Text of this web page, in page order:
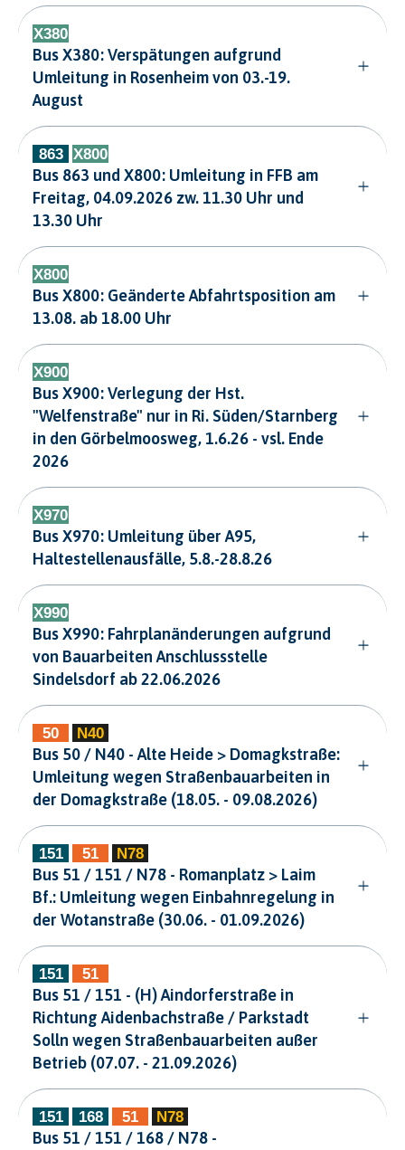
Bus X380: Verspätungen aufgrund
Umleitung in Rosenheim von 03.-19.
August
Bus 863 und X800: Umleitung in FFB am
Freitag, 04.09.2026 zw. 11.30 Uhr und
13.30 Uhr
Bus X800: Geänderte Abfahrtsposition am
13.08. ab 18.00 Uhr
Bus X900: Verlegung der Hst.
"Welfenstraße" nur in Ri. Süden/Starnberg
in den Görbelmoosweg, 1.6.26 - vsl. Ende
2026
Bus X970: Umleitung über A95,
Haltestellenausfälle, 5.8.-28.8.26
Bus X990: Fahrplanänderungen aufgrund
von Bauarbeiten Anschlussstelle
Sindelsdorf ab 22.06.2026
Bus 50 / N40 - Alte Heide > Domagkstraße:
Umleitung wegen Straßenbauarbeiten in
der Domagkstraße (18.05. - 09.08.2026)
Bus 51 / 151 / N78 - Romanplatz > Laim
Bf.: Umleitung wegen Einbahnregelung in
der Wotanstraße (30.06. - 01.09.2026)
Bus 51 / 151 - (H) Aindorferstraße in
Richtung Aidenbachstraße / Parkstadt
Solln wegen Straßenbauarbeiten außer
Betrieb (07.07. - 21.09.2026)
Bus 51 / 151 / 168 / N78 -